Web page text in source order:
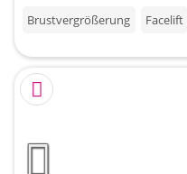
Brustvergrößerung
Facelift